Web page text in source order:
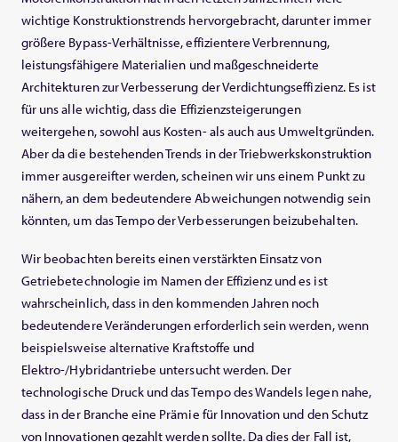
wichtige Konstruktionstrends hervorgebracht, darunter immer
größere Bypass-Verhältnisse, effizientere Verbrennung,
leistungsfähigere Materialien und maßgeschneiderte
Architekturen zur Verbesserung der Verdichtungseffizienz. Es ist
für uns alle wichtig, dass die Effizienzsteigerungen
weitergehen, sowohl aus Kosten- als auch aus Umweltgründen.
Aber da die bestehenden Trends in der Triebwerkskonstruktion
immer ausgereifter werden, scheinen wir uns einem Punkt zu
nähern, an dem bedeutendere Abweichungen notwendig sein
könnten, um das Tempo der Verbesserungen beizubehalten.
Wir beobachten bereits einen verstärkten Einsatz von
Getriebetechnologie im Namen der Effizienz und es ist
wahrscheinlich, dass in den kommenden Jahren noch
bedeutendere Veränderungen erforderlich sein werden, wenn
beispielsweise alternative Kraftstoffe und
Elektro-/Hybridantriebe untersucht werden. Der
technologische Druck und das Tempo des Wandels legen nahe,
dass in der Branche eine Prämie für Innovation und den Schutz
von Innovationen gezahlt werden sollte. Da dies der Fall ist,